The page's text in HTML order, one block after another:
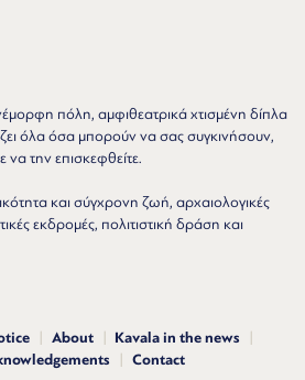
πόλη, αμφιθεατρικά χτισμένη δίπλα
όλα όσα μπορούν να σας συγκινήσουν,
να την επισκεφθείτε.
και σύγχρονη ζωή, αρχαιολογικές
εκδρομές, πολιτιστική δράση και
About
Kavala in the news
Contact